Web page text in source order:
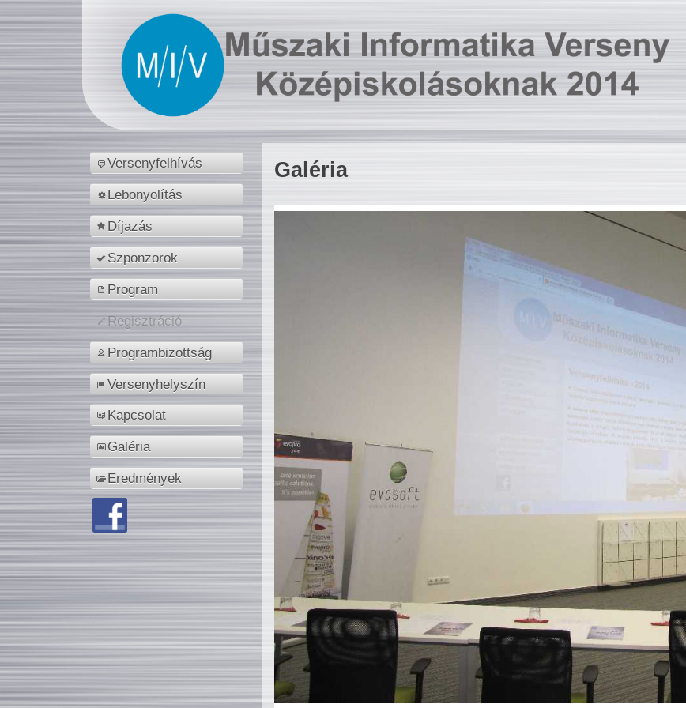
Versenyfelhívás
Lebonyolítás
Díjazás
Szponzorok
Program
Regisztráció
Programbizottság
Versenyhelyszín
Kapcsolat
Galéria
Eredmények
Galéria